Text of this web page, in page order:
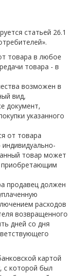
статьей 26.1
товара в любое
товара - в
возможен в
вид,
документ,
указанного
от товара
товар может
приобретающим
продавец должен
расходов
возвращенного
дней со дня
картой
с которой был